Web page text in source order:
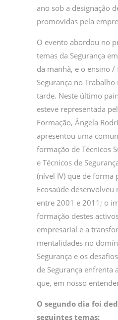
ano sob a designação
promovidas pela
O evento abordou no
temas da Segurança
da manhã, e o ensino /
Segurança no
tarde. Neste último
esteve representada
Formação, Ângela
apresentou uma
formação de Técnicos
e Técnicos de
(nível IV) que de forma
Ecosaúde desenvolveu
entre 2001 e 2011; o
formação destes
empresarial e a
mentalidades no
Segurança e os
de Segurança enfrenta
que, em nosso
O segundo dia foi
seguintes temas: